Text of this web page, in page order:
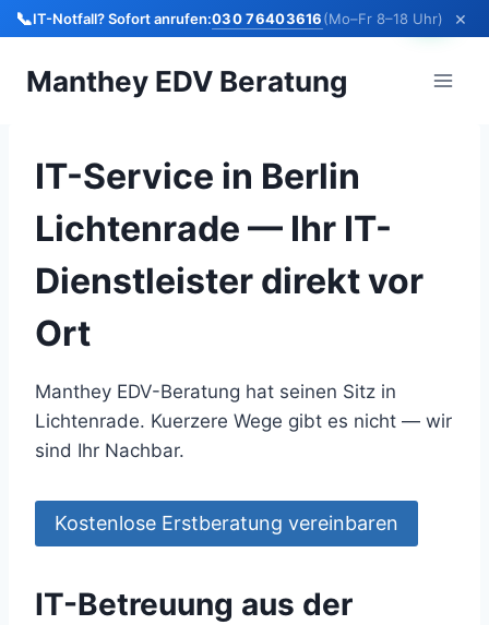
📞IT-Notfall? Sofort anrufen:030 76403616(Mo–Fr 8–18 Uhr) ×
InhaltManthey EDV Beratung
IT-Service in Berlin
Lichtenrade — Ihr IT-
Dienstleister direkt vor
Ort
Manthey EDV-Beratung hat seinen Sitz in
Lichtenrade. Kuerzere Wege gibt es nicht — wir
sind Ihr Nachbar.
Kostenlose Erstberatung vereinbaren
IT-Betreuung aus der